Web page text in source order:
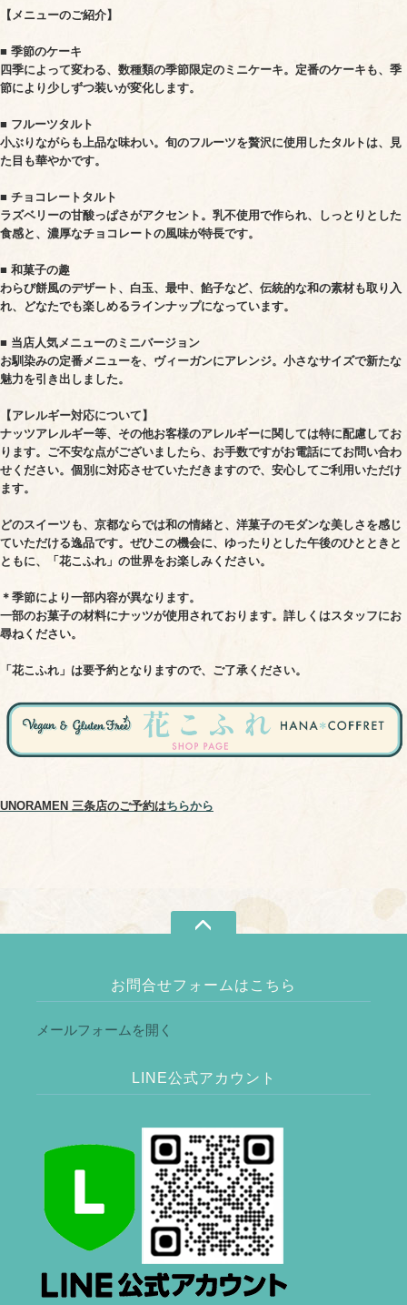
【メニューのご紹介】
■ 季節のケーキ
四季によって変わる、数種類の季節限定のミニケーキ。定番のケーキも、季
節により少しずつ装いが変化します。
■ フルーツタルト
小ぶりながらも上品な味わい。旬のフルーツを贅沢に使用したタルトは、見
た目も華やかです。
■ チョコレートタルト
ラズベリーの甘酸っぱさがアクセント。乳不使用で作られ、しっとりとした
食感と、濃厚なチョコレートの風味が特長です。
■ 和菓子の趣
わらび餅風のデザート、白玉、最中、餡子など、伝統的な和の素材も取り入
れ、どなたでも楽しめるラインナップになっています。
■ 当店人気メニューのミニバージョン
お馴染みの定番メニューを、ヴィーガンにアレンジ。小さなサイズで新たな
魅力を引き出しました。
【アレルギー対応について】
ナッツアレルギー等、その他お客様のアレルギーに関しては特に配慮してお
ります。ご不安な点がございましたら、お手数ですがお電話にてお問い合わ
せください。個別に対応させていただきますので、安心してご利用いただけ
ます。
どのスイーツも、京都ならでは和の情緒と、洋菓子のモダンな美しさを感じ
ていただける逸品です。ぜひこの機会に、ゆったりとした午後のひとときと
ともに、「花こふれ」の世界をお楽しみください。
＊季節により一部内容が異なります。
一部のお菓子の材料にナッツが使用されております。詳しくはスタッフにお
尋ねください。
「花こふれ」は要予約となりますので、ご了承ください。
UNORAMEN 三条店のご予約はちらから
お問合せフォームはこちら
メールフォームを開く
LINE公式アカウント